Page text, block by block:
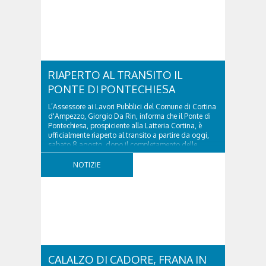
RIAPERTO AL TRANSITO IL
PONTE DI PONTECHIESA
L’Assessore ai Lavori Pubblici del Comune di Cortina
d'Ampezzo, Giorgio Da Rin, informa che il Ponte di
Pontechiesa, prospiciente alla Latteria Cortina, è
ufficialmente riaperto al transito a partire da oggi,
sabato 8 agosto, dopo il completamento delle
verifiche e il positivo collaudo...
NOTIZIE
CALALZO DI CADORE, FRANA IN